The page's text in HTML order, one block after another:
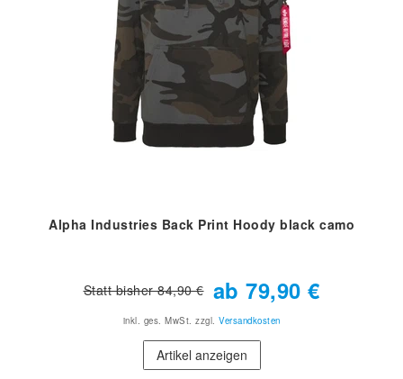
Alpha Industries Back Print Hoody black camo
Statt bisher 84,90 € ab 79,90 €
inkl. ges. MwSt. zzgl. Versandkosten
Artikel anzeigen